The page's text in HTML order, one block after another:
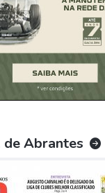
de Abrantes